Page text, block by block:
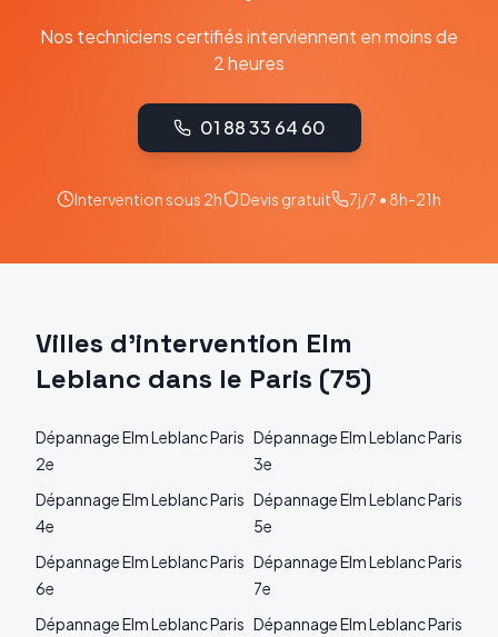
Nos techniciens certifiés interviennent en moins de
2 heures
01 88 33 64 60
Intervention sous 2h Devis gratuit 7j/7 • 8h-21h
Villes d'intervention Elm
Leblanc dans le Paris (75)
DépannageElm LeblancParis
2e
DépannageElm LeblancParis
3e
DépannageElm LeblancParis
4e
DépannageElm LeblancParis
5e
DépannageElm LeblancParis
6e
DépannageElm LeblancParis
7e
DépannageElm LeblancParis DépannageElm LeblancParis